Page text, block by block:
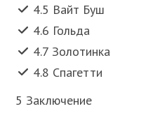
4.5 Вайт Буш
4.6 Гольда
4.7 Золотинка
4.8 Спагетти
5 Заключение